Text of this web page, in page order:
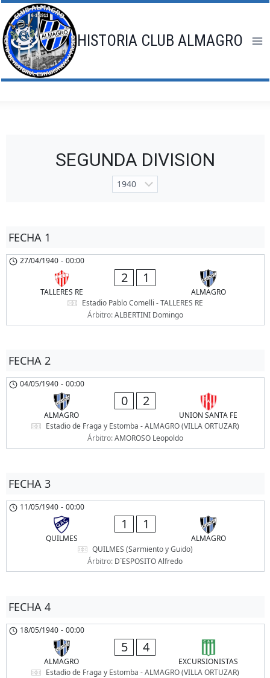
Saltar
al
contenido
HISTORIA CLUB ALMAGRO
SEGUNDA DIVISION
FECHA 1
27/04/1940 - 00:00
TALLERES RE
2 1
ALMAGRO
Estadio Pablo Comelli - TALLERES RE
Árbitro:ALBERTINI Domingo
FECHA 2
04/05/1940 - 00:00
ALMAGRO
0 2
UNION SANTA FE
Estadio de Fraga y Estomba - ALMAGRO (VILLA ORTUZAR)
Árbitro:AMOROSO Leopoldo
FECHA 3
11/05/1940 - 00:00
QUILMES
1 1
ALMAGRO
QUILMES (Sarmiento y Guido)
Árbitro: D´ESPOSITO Alfredo
FECHA 4
18/05/1940 - 00:00
ALMAGRO
5 4
EXCURSIONISTAS
Estadio de Fraga y Estomba - ALMAGRO (VILLA ORTUZAR)